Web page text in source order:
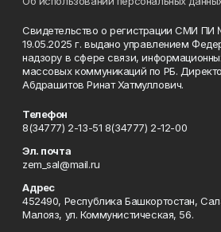
Свидетельство о регистрации СМИ ПИ
19.05.2025 г. выдано управлением
надзору в сфере связи,
массовых коммуникаций по РБ.
Абдрашитов Ринат Хатмуллович.
Телефон
8(34777) 2-13-51 8(34777) 2-12-00
Эл. почта
zem_sal@mail.ru
Адрес
452490, Республика Башкортостан,
Малояз, ул. Коммунистическая, 56.